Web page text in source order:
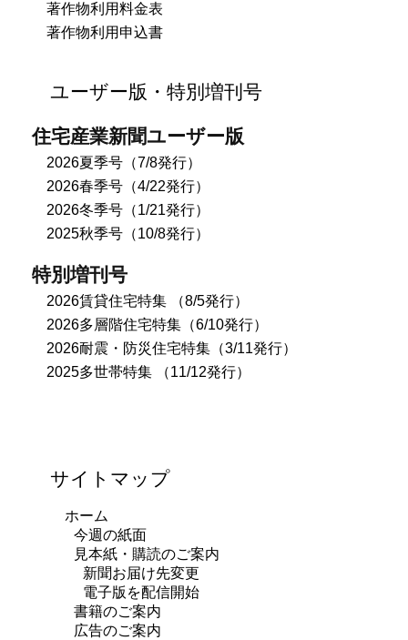
著作物利用料金表
著作物利用申込書
ユーザー版・特別増刊号
住宅産業新聞ユーザー版
2026夏季号（7/8発行）
2026春季号（4/22発行）
2026冬季号（1/21発行）
2025秋季号（10/8発行）
特別増刊号
2026賃貸住宅特集 （8/5発行）
2026多層階住宅特集（6/10発行）
2026耐震・防災住宅特集（3/11発行）
2025多世帯特集 （11/12発行）
サイトマップ
ホーム
今週の紙面
見本紙・購読のご案内
新聞お届け先変更
電子版を配信開始
書籍のご案内
広告のご案内